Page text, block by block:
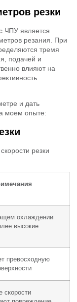
резки
ЧПУ является
резания. При
тремя
подачей и
влияют на
и дать
моем опыте:
резки
охлаждении
высокие
превосходную
скорости